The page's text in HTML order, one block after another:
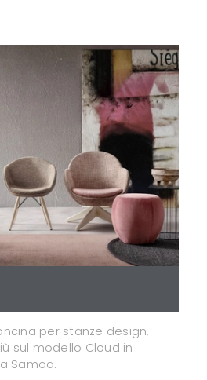
per stanze design,
sul modello Cloud in
Samoa.